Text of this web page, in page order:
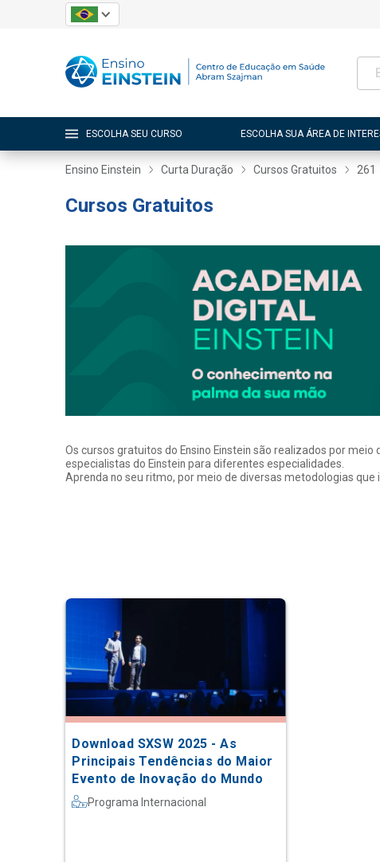
ESCOLHA SEU CURSO ESCOLHA SUA ÁREA DE
Ensino Einstein Curta Duração Cursos Gratuitos 261
Cursos Gratuitos
Os cursos gratuitos do Ensino Einstein são realizados por meio
especialistas do Einstein para diferentes especialidades.
Aprenda no seu ritmo, por meio de diversas metodologias
Download SXSW 2025 - As
Principais Tendências do Maior
Evento de Inovação do Mundo
Programa Internacional